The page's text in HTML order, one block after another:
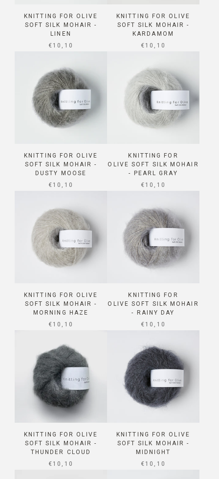
KNITTING FOR OLIVE
SOFT SILK MOHAIR -
LINEN
SALE PRICE
€10,10
KNITTING FOR OLIVE
SOFT SILK MOHAIR -
KARDAMOM
SALE PRICE
€10,10
KNITTING FOR OLIVE
SOFT SILK MOHAIR -
DUSTY MOOSE
SALE PRICE
€10,10
KNITTING FOR
OLIVE SOFT SILK MOHAIR
- PEARL GRAY
SALE PRICE
€10,10
KNITTING FOR OLIVE
SOFT SILK MOHAIR -
MORNING HAZE
SALE PRICE
€10,10
KNITTING FOR
OLIVE SOFT SILK MOHAIR
- RAINY DAY
SALE PRICE
€10,10
KNITTING FOR OLIVE
SOFT SILK MOHAIR -
THUNDER CLOUD
SALE PRICE
€10,10
KNITTING FOR OLIVE
SOFT SILK MOHAIR -
MIDNIGHT
SALE PRICE
€10,10